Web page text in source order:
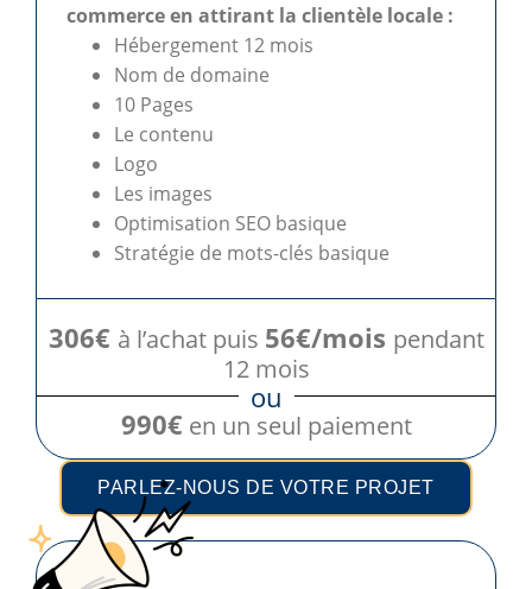
commerce en attirant la clientèle locale :
Hébergement 12 mois
Nom de domaine
10 Pages
Le contenu
Logo
Les images
Optimisation SEO basique
Stratégie de mots-clés basique
306€ à l’achat puis 56€/mois pendant
12 mois
ou
990€ en un seul paiement
PARLEZ-NOUS DE VOTRE PROJET